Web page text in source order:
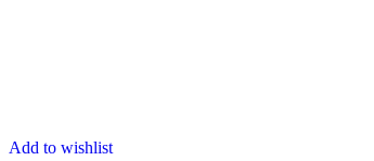
Add to wishlist